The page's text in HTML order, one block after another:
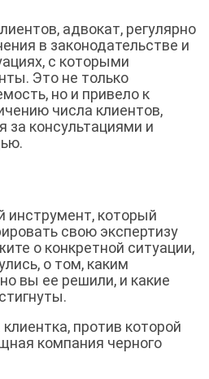
адвокат, регулярно
в законодательстве и
с которыми
Это не только
но и привело к
числа клиентов,
консультациями и
который
свою экспертизу
о конкретной ситуации,
о том, каким
вы ее решили, и какие
против которой
компания черного